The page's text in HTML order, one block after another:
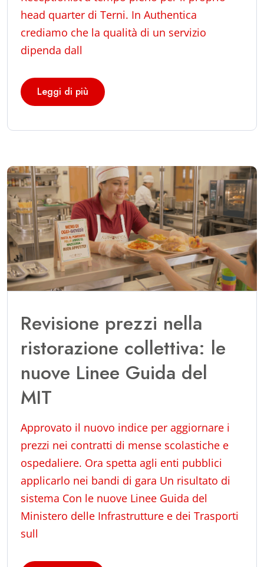
head quarter di Terni. In Authentica
crediamo che la qualità di un servizio
dipenda dall
Leggi di più
Revisione prezzi nella
ristorazione collettiva: le
nuove Linee Guida del
MIT
Approvato il nuovo indice per aggiornare i
prezzi nei contratti di mense scolastiche e
ospedaliere. Ora spetta agli enti pubblici
applicarlo nei bandi di gara Un risultato di
sistema Con le nuove Linee Guida del
Ministero delle Infrastrutture e dei Trasporti
sull